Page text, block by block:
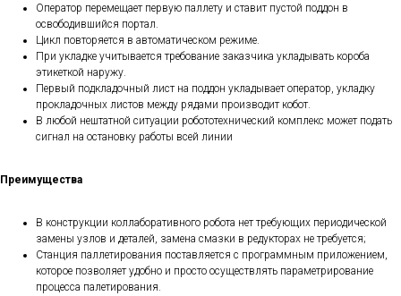
Оператор перемещает первую паллету и ставит пустой поддон в
освободившийся портал.
Цикл повторяется в автоматическом режиме.
При укладке учитывается требование заказчика укладывать короба
этикеткой наружу.
Первый подкладочный лист на поддон укладывает оператор, укладку
прокладочных листов между рядами производит кобот.
В любой нештатной ситуации робототехнический комплекс может подать
сигнал на остановку работы всей линии
Преимущества
В конструкции коллаборативного робота нет требующих периодической
замены узлов и деталей, замена смазки в редукторах не требуется;
Станция паллетирования поставляется с программным приложением,
которое позволяет удобно и просто осуществлять параметрирование
процесса палетирования.